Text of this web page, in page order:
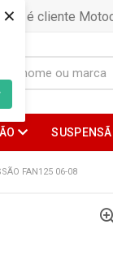
×Já é cliente
FAN125 06-08